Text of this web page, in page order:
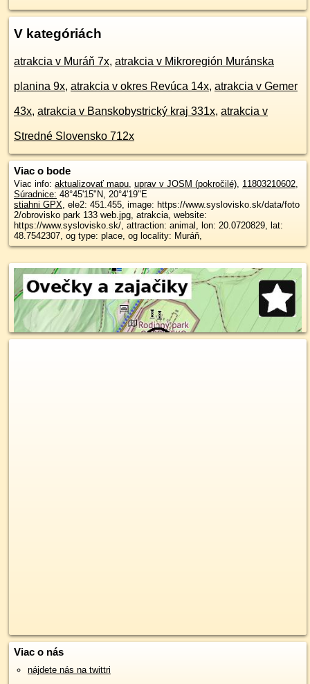
V kategóriách
atrakcia v Muráň 7x, atrakcia v Mikroregión Muránska
planina 9x, atrakcia v okres Revúca 14x, atrakcia v Gemer
43x, atrakcia v Banskobystrický kraj 331x, atrakcia v
Stredné Slovensko 712x
Viac o bode
Viac info: aktualizovať mapu, uprav v JOSM (pokročilé), 11803210602,
Súradnice: 48°45'15"N, 20°4'19"E
stiahni GPX, ele2: 451.455, image: https://www.syslovisko.sk/data/foto
2/obrovisko park 133 web.jpg, atrakcia, website:
https://www.syslovisko.sk/, attraction: animal, lon: 20.0720829, lat:
48.7542307, og type: place, og locality: Muráň,
Viac o nás
nájdete nás na twittri